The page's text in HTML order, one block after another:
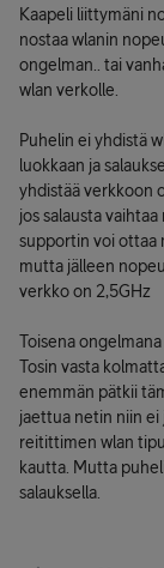
Kaapeli liittymäni
nostaa wlanin
ongelman.. tai
wlan verkolle.
Puhelin ei yhdistä
luokkaan ja
yhdistää verkkoon
jos salausta
supportin voi ottaa
mutta jälleen
verkko on 2,5GHz
Toisena
Tosin vasta
enemmän pätkii
jaettua netin niin ei
reitittimen wlan
kautta. Mutta
salauksella.